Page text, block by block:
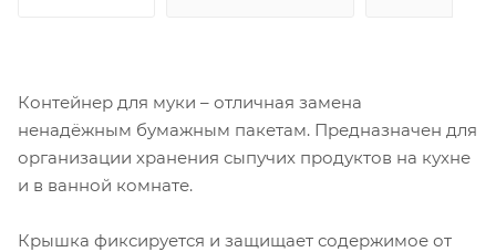
Контейнер для муки – отличная замена
ненадёжным бумажным пакетам. Предназначен для
организации хранения сыпучих продуктов на кухне
и в ванной комнате.
Крышка фиксируется и защищает содержимое от